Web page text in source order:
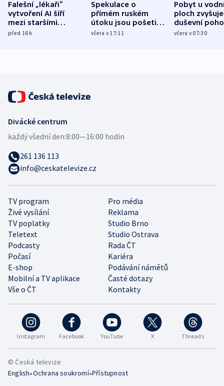
Falešní „lékaři“
vytvoření AI šíří
mezi staršími
Poláky nebezpečné
před 16h
Spekulace o
přímém ruském
útoku jsou pošetilé,
míní estonský
včera v 17:11
Pobyt u
ploch zvyšuje
duševní
ukázala
včera v 07:30
Instagram Facebook YouTube X Threads
TV program
Pro média
Živé vysílání
Reklama
TV poplatky
Studio Brno
Teletext
Studio Ostrava
Podcasty
Rada ČT
Počasí
Kariéra
E-shop
Podávání námětů
Mobilní a TV aplikace
Časté dotazy
Vše o ČT
Kontakty
Divácké centrum
každý všední den:8:00—16:00 hodin
261 136 113
info@ceskatelevize.cz
© Česká televize
English•Ochrana soukromí•Přístupnost